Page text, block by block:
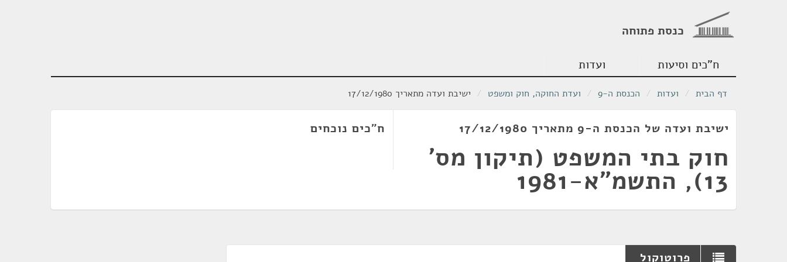
כנסת פתוחה
ח"כים וסיעות ועדות
דף הבית / ועדות / הכנסת ה-9 / ועדת החוקה, חוק ומשפט / ישיבת ועדה מתאריך 17/12/1980
ישיבת ועדה של הכנסת ה-9 מתאריך 17/12/1980
חוק בתי המשפט (תיקון מס'
13), התשמ"א-1981
ח"כים נוכחים
פרוטוקול